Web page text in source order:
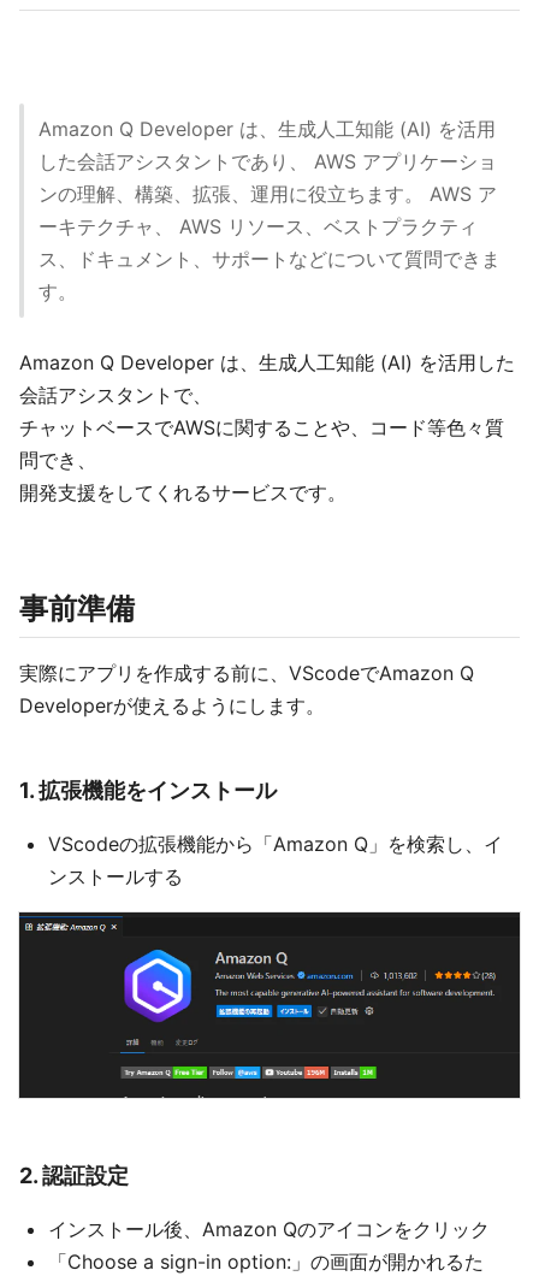
Amazon Q Developer は、生成人工知能 (AI) を活用
した会話アシスタントであり、 AWS アプリケーショ
ンの理解、構築、拡張、運用に役立ちます。 AWS ア
ーキテクチャ、 AWS リソース、ベストプラクティ
ス、ドキュメント、サポートなどについて質問できま
す。
Amazon Q Developer は、生成人工知能 (AI) を活用した
会話アシスタントで、
チャットベースでAWSに関することや、コード等色々質
問でき、
開発支援をしてくれるサービスです。
事前準備
実際にアプリを作成する前に、VScodeでAmazon Q
Developerが使えるようにします。
1. 拡張機能をインストール
VScodeの拡張機能から「Amazon Q」を検索し、イ
ンストールする
2. 認証設定
インストール後、Amazon Qのアイコンをクリック
「Choose a sign-in option:」の画面が開かれるた